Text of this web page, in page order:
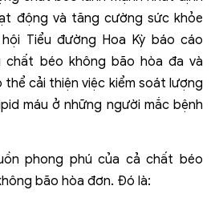
động và tăng cường sức khỏe
Tiểu đường Hoa Kỳ báo cáo
chất béo không bão hòa đa và
cải thiện việc kiểm soát lượng
máu ở những người mắc bệnh
phong phú của cả chất béo
bão hòa đơn. Đó là: